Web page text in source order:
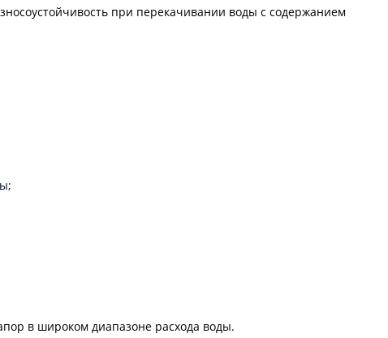
при перекачивании воды с содержанием
в широком диапазоне расхода воды.